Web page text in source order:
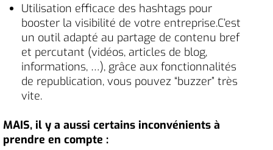
Utilisation efficace des hashtags pour
booster la visibilité de votre entreprise.C’est
un outil adapté au partage de contenu bref
et percutant (vidéos, articles de blog,
informations, …), grâce aux fonctionnalités
de republication, vous pouvez “buzzer” très
vite.
MAIS, il y a aussi certains inconvénients à
prendre en compte :